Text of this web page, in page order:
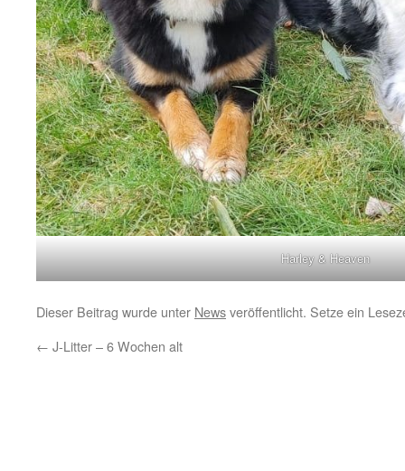
Harley & Heaven
Dieser Beitrag wurde unter Newsveröffentlicht. Setze ein
← J-Litter – 6 Wochen alt